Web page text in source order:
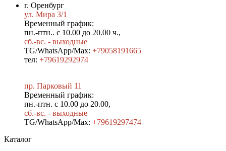
г. Оренбург
ул. Мира 3/1
Временный график:
пн.-птн.. с 10.00 до 20.00 ч.,
сб.-вс. - выходные
TG/WhatsApp/Max: +79058191665
тел: +79619292974
пр. Парковый 11
Временный график:
пн.-птн. с 10.00 до 20.00,
сб.-вс. - выходные
TG/WhatsApp/Max: +79619297474
Каталог